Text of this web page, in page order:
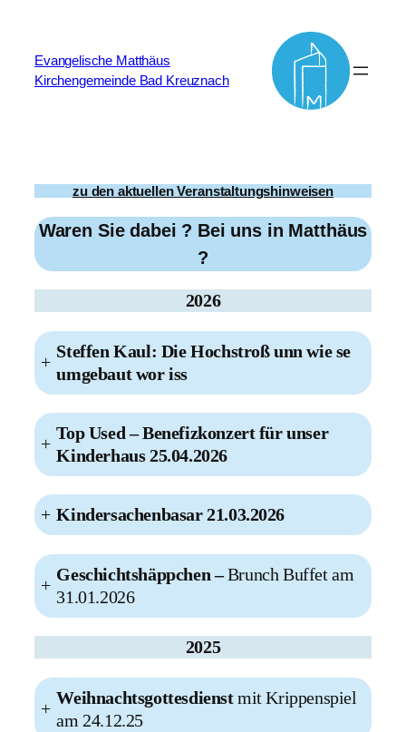
springenEvangelische Matthäus
Kirchengemeinde Bad Kreuznach
zu den aktuellen Veranstaltungshinweisen
Waren Siedabei ? Bei uns in Matthäus
?
2026
+
Steffen Kaul: Die Hochstroß unn wie se
umgebaut wor iss
+
Top Used – Benefizkonzert für unser
Kinderhaus 25.04.2026
+ Kindersachenbasar 21.03.2026
+
Geschichtshäppchen –Brunch Buffet am
31.01.2026
2025
+
Weihnachtsgottesdienstmit Krippenspiel
am 24.12.25